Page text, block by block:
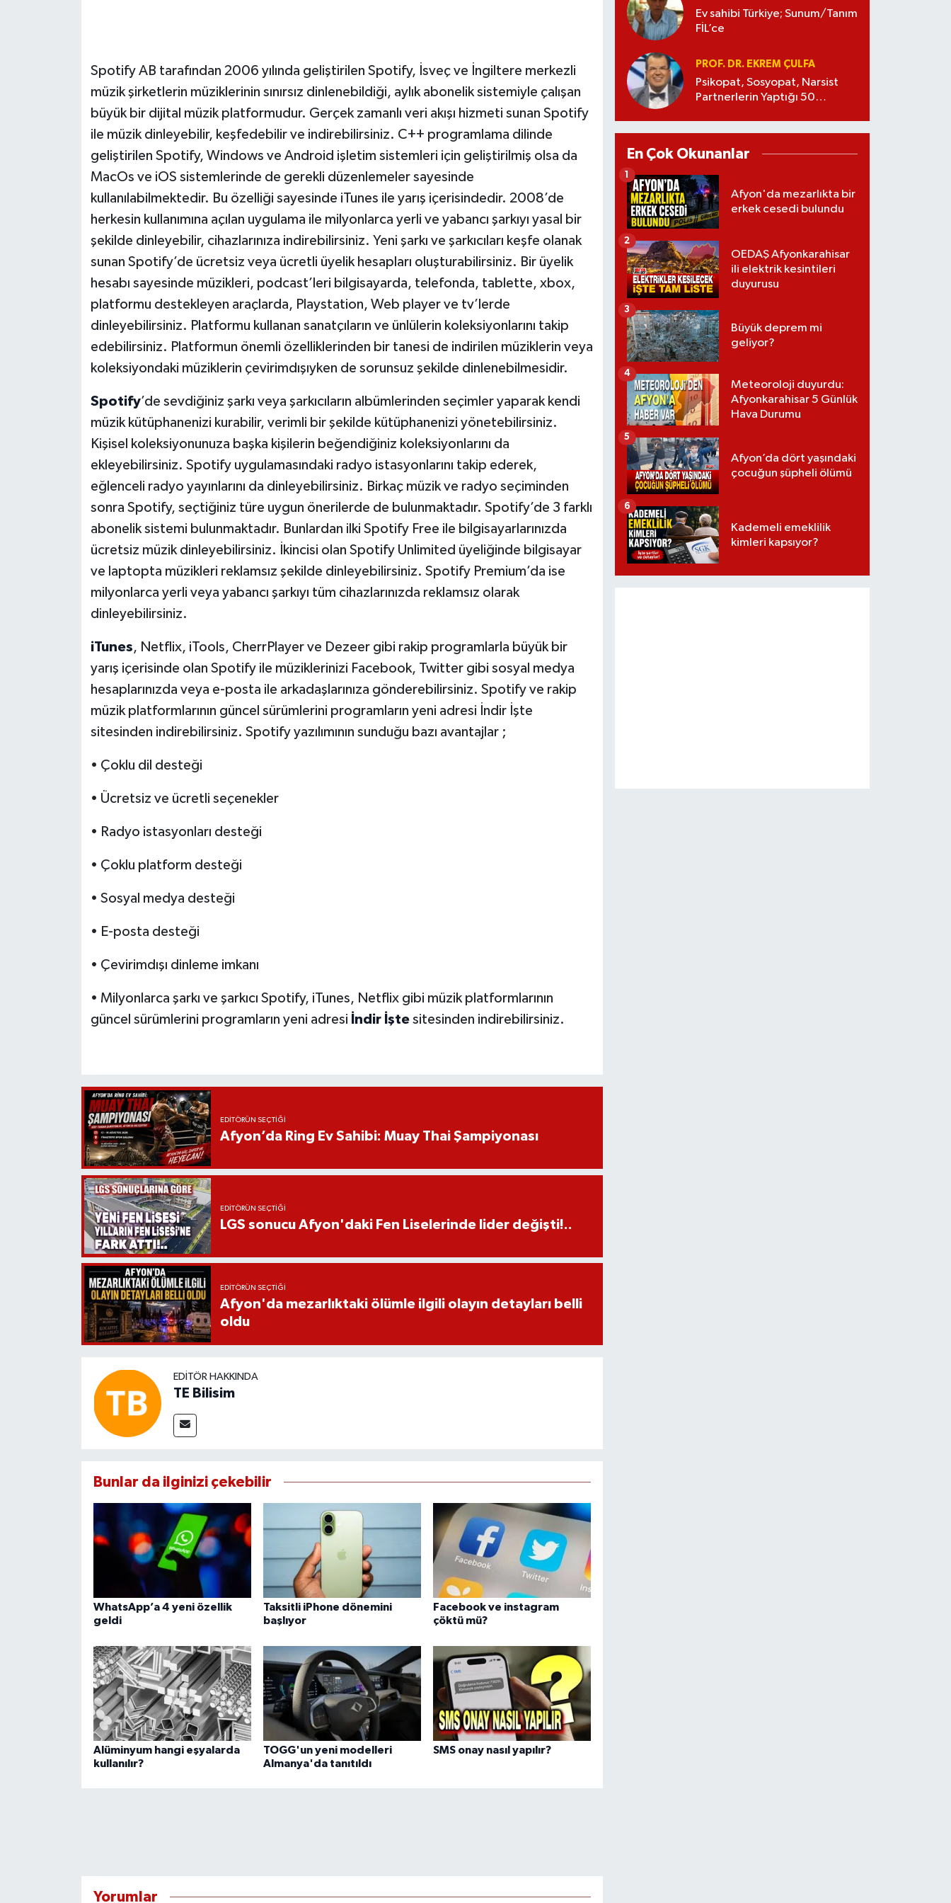
Spotify AB tarafından 2006 yılında geliştirilen Spotify, İsveç ve İngiltere merkezli
müzik şirketlerin müziklerinin sınırsız dinlenebildiği, aylık abonelik sistemiyle çalışan
büyük bir dijital müzik platformudur. Gerçek zamanlı veri akışı hizmeti sunan Spotify
ile müzik dinleyebilir, keşfedebilir ve indirebilirsiniz. C++ programlama dilinde
geliştirilen Spotify, Windows ve Android işletim sistemleri için geliştirilmiş olsa da
MacOs ve iOS sistemlerinde de gerekli düzenlemeler sayesinde
kullanılabilmektedir. Bu özelliği sayesinde iTunes ile yarış içerisindedir. 2008’de
herkesin kullanımına açılan uygulama ile milyonlarca yerli ve yabancı şarkıyı yasal bir
şekilde dinleyebilir, cihazlarınıza indirebilirsiniz. Yeni şarkı ve şarkıcıları keşfe olanak
sunan Spotify’de ücretsiz veya ücretli üyelik hesapları oluşturabilirsiniz. Bir üyelik
hesabı sayesinde müzikleri, podcast’leri bilgisayarda, telefonda, tablette, xbox,
platformu destekleyen araçlarda, Playstation, Web player ve tv’lerde
dinleyebilirsiniz. Platformu kullanan sanatçıların ve ünlülerin koleksiyonlarını takip
edebilirsiniz. Platformun önemli özelliklerinden bir tanesi de indirilen müziklerin veya
koleksiyondaki müziklerin çevirimdışıyken de sorunsuz şekilde dinlenebilmesidir.
Spotify’de sevdiğiniz şarkı veya şarkıcıların albümlerinden seçimler yaparak kendi
müzik kütüphanenizi kurabilir, verimli bir şekilde kütüphanenizi yönetebilirsiniz.
Kişisel koleksiyonunuza başka kişilerin beğendiğiniz koleksiyonlarını da
ekleyebilirsiniz. Spotify uygulamasındaki radyo istasyonlarını takip ederek,
eğlenceli radyo yayınlarını da dinleyebilirsiniz. Birkaç müzik ve radyo seçiminden
sonra Spotify, seçtiğiniz türe uygun önerilerde de bulunmaktadır. Spotify’de 3 farklı
abonelik sistemi bulunmaktadır. Bunlardan ilki Spotify Free ile bilgisayarlarınızda
ücretsiz müzik dinleyebilirsiniz. İkincisi olan Spotify Unlimited üyeliğinde bilgisayar
ve laptopta müzikleri reklamsız şekilde dinleyebilirsiniz. Spotify Premium’da ise
milyonlarca yerli veya yabancı şarkıyı tüm cihazlarınızda reklamsız olarak
dinleyebilirsiniz.
iTunes, Netflix, iTools, CherrPlayer ve Dezeer gibi rakip programlarla büyük bir
yarış içerisinde olan Spotify ile müziklerinizi Facebook, Twitter gibi sosyal medya
hesaplarınızda veya e-posta ile arkadaşlarınıza gönderebilirsiniz. Spotify ve rakip
müzik platformlarının güncel sürümlerini programların yeni adresi İndir İşte
sitesinden indirebilirsiniz. Spotify yazılımının sunduğu bazı avantajlar ;
• Çoklu dil desteği
• Ücretsiz ve ücretli seçenekler
• Radyo istasyonları desteği
• Çoklu platform desteği
• Sosyal medya desteği
• E-posta desteği
• Çevirimdışı dinleme imkanı
• Milyonlarca şarkı ve şarkıcı Spotify, iTunes, Netflix gibi müzik platformlarının
güncel sürümlerini programların yeni adresi İndir İştesitesinden indirebilirsiniz.
EDITÖRÜN SEÇTIĞI
Afyon’da Ring Ev Sahibi: Muay Thai Şampiyonası
EDITÖRÜN SEÇTIĞI
LGS sonucu Afyon'daki Fen Liselerinde lider değişti!..
EDITÖRÜN SEÇTIĞI
Afyon'da mezarlıktaki ölümle ilgili olayın detayları belli
oldu
EDITÖR HAKKINDA
TE Bilisim
Bunlar da ilginizi çekebilir
WhatsApp’a 4 yeni özellik
geldi
Taksitli iPhone dönemini
başlıyor
Facebook ve instagram
çöktü mü?
Alüminyum hangi eşyalarda
kullanılır?
TOGG'un yeni modelleri
Almanya'da tanıtıldı
SMS onay nasıl yapılır?
Yorumlar
Ev sahibi Türkiye; Sunum/Tanım
FİL’ce
PROF. DR. EKREM ÇULFA
Psikopat, Sosyopat, Narsist
Partnerlerin Yaptığı 50
En Çok Okunanlar
Afyon'da mezarlıkta bir
erkek cesedi bulundu
1
OEDAŞ Afyonkarahisar
ili elektrik kesintileri
duyurusu
2
Büyük deprem mi
geliyor?
3
Meteoroloji duyurdu:
Afyonkarahisar 5 Günlük
Hava Durumu
4
Afyon’da dört yaşındaki
çocuğun şüpheli ölümü
5
Kademeli emeklilik
kimleri kapsıyor?
6